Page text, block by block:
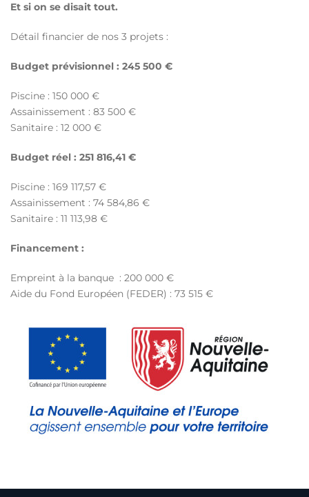
Et si on se disait tout.
Détail financier de nos 3 projets :
Budget prévisionnel : 245 500 €
Piscine : 150 000 €
Assainissement : 83 500 €
Sanitaire : 12 000 €
Budget réel : 251 816,41 €
Piscine : 169 117,57 €
Assainissement : 74 584,86 €
Sanitaire : 11 113,98 €
Financement :
Empreint à la banque : 200 000 €
Aide du Fond Européen (FEDER) : 73 515 €